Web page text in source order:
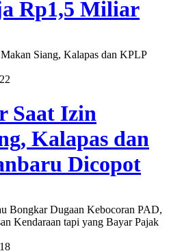
Rp1,5 Miliar
Saat Izin
Kalapas dan
Dicopot